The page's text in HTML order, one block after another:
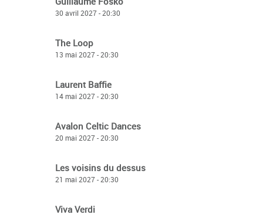
30 avril 2027 - 20:30
The Loop
13 mai 2027 - 20:30
Laurent Baffie
14 mai 2027 - 20:30
Avalon Celtic Dances
20 mai 2027 - 20:30
Les voisins du dessus
21 mai 2027 - 20:30
Viva Verdi